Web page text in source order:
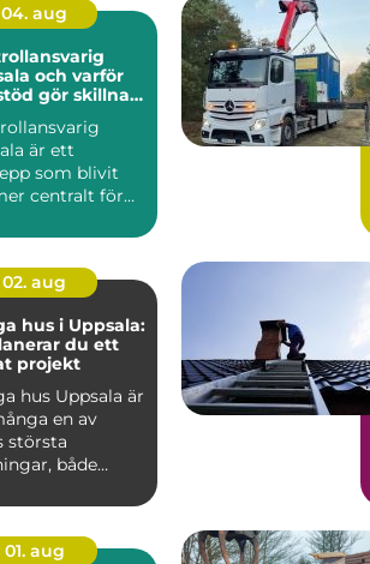
04. aug
och varför
gör skillnad
är ett
som blivit
centralt för
...
02. aug
hus i Uppsala:
du ett
projekt
hus Uppsala är
en av
största
både
01. aug